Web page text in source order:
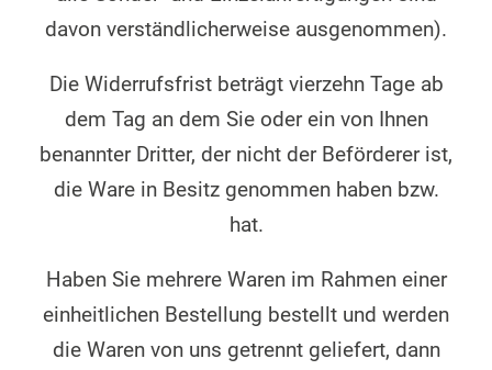
davon verständlicherweise ausgenommen).
Die Widerrufsfrist beträgt vierzehn Tage ab
dem Tag an dem Sie oder ein von Ihnen
benannter Dritter, der nicht der Beförderer ist,
die Ware in Besitz genommen haben bzw.
hat.
Haben Sie mehrere Waren im Rahmen einer
einheitlichen Bestellung bestellt und werden
die Waren von uns getrennt geliefert, dann